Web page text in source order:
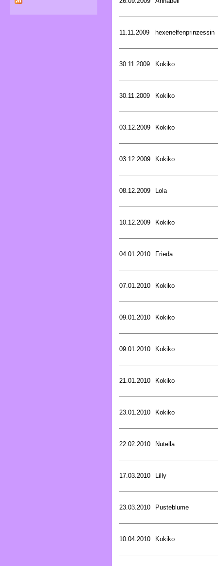
11.11.2009 hexenelfenprinzessin
30.11.2009 Kokiko
30.11.2009 Kokiko
03.12.2009 Kokiko
03.12.2009 Kokiko
08.12.2009 Lola
10.12.2009 Kokiko
04.01.2010 Frieda
07.01.2010 Kokiko
09.01.2010 Kokiko
09.01.2010 Kokiko
21.01.2010 Kokiko
23.01.2010 Kokiko
22.02.2010 Nutella
17.03.2010 Lilly
23.03.2010 Pusteblume
10.04.2010 Kokiko